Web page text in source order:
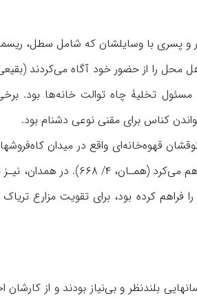
و پسری با وسایلشان که شامل سطل،
را از حضور خود آگاه می‌کردند
(نوکرپیشه) قرار داشت (شهری، همان، ۴/ ۳۳۹-۳۴۰). کناس مسئول تخلیۀ
کناس برای مقنی نوعی دشنام بود.
قهوه‌خانه‌ای واقع در میدان
تا زمان پایان کار تخلیۀ چاه، صاحب‌خانه باید ناهار،
بلندنظر و بی‌نیاز بودند و از